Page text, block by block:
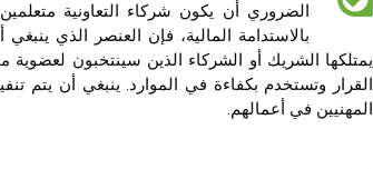
الضروري أن يكون شركاء التعاونية
بالاستدامة المالية، فإن العنصر الذي ينبغي
يمتلكها الشريك أو الشركاء الذين سينتخبون
القرار وتستخدم بكفاءة في الموارد. ينبغي أن يتم
المهنيين في أعمالهم.